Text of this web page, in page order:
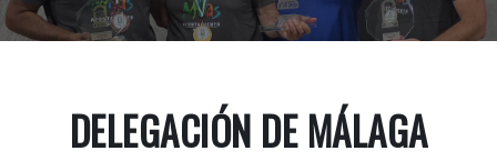
DELEGACIÓN DE MÁLAGA